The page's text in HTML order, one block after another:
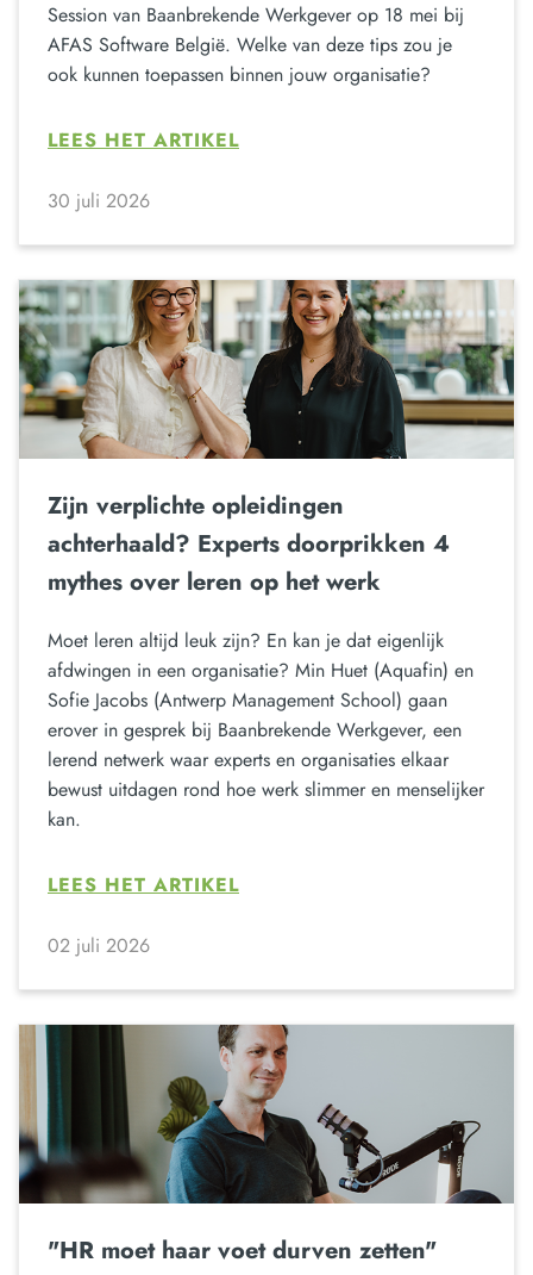
Session van Baanbrekende Werkgever op 18 mei bij
AFAS Software België. Welke van deze tips zou je
ook kunnen toepassen binnen jouw organisatie?
LEES HET ARTIKEL
30 juli 2026
Zijn verplichte opleidingen
achterhaald? Experts doorprikken 4
mythes over leren op het werk
Moet leren altijd leuk zijn? En kan je dat eigenlijk
afdwingen in een organisatie? Min Huet (Aquafin) en
Sofie Jacobs (Antwerp Management School) gaan
erover in gesprek bij Baanbrekende Werkgever, een
lerend netwerk waar experts en organisaties elkaar
bewust uitdagen rond hoe werk slimmer en menselijker
kan.
LEES HET ARTIKEL
02 juli 2026
"HR moet haar voet durven zetten"